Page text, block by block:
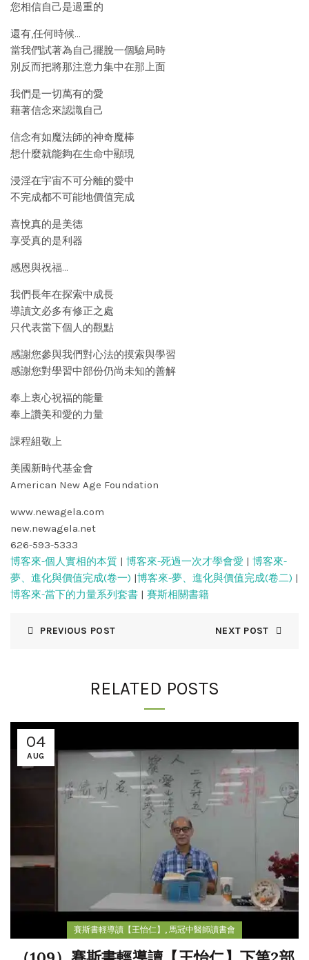
您相信自己是過重的
還有,任何時候…
當我們試著為自己擺脫一個驗局時
別反而把將那注意力集中在那上面
我們是一切萬有的愛
藉著信念來認識自己
信念有如魔法師的神奇魔棒
想什麼就能夠在生命中顯現
浸淫在宇宙不可分離的愛中
不完成都不可能地價值完成
喜悅真的是美德
享受真的是利器
感恩與祝福…
我們長年在探索中成長
導讀文必多有修正之處
只代表當下個人的觀點
感謝您參與我們對心法的摸索與學習
感謝您對學習中部份仍尚未知的善解
奉上衷心祝福的能量
奉上讚美和愛的力量
課程組敬上
美國新時代基金會
American New Age Foundation
www.newagela.com
new.newagela.net
626-593-5333
博客來-個人實相的本質 | 博客來-死過一次才學會愛 | 博客來-
夢、進化與價值完成(卷一) |博客來-夢、進化與價值完成(卷二) |
博客來-當下的力量系列套書 | 賽斯相關書籍
PREVIOUS POST NEXT POST
RELATED POSTS
04
AUG
賽斯書輕導讀【王怡仁】 , 馬冠中醫師讀書會